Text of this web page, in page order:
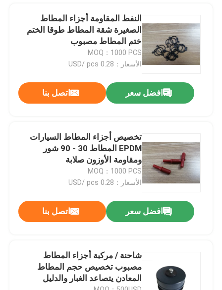
منتجات
معلومات عنا
جولة في المعمل
اتصل بنا
مطّاط زيت ختم صوف
السيارات الأختام النفط
شاحنة الأختام النفط
النفط المقاومة أجزاء المطاط
الصغيرة شقة المطاط طوقا الختم
ختم المطاط مصبوب
MOQ：1000 PCS
الأسعار：0.28 USD/ pcs
افضل سعر اتصل بنا
تخصيص أجزاء المطاط السيارات
EPDM المطاط 30 - 90 شور
ومقاومة الأوزون صلابة
MOQ：1000 PCS
الأسعار：0.28 USD/ pcs
افضل سعر اتصل بنا
شاحنة / مركبة أجزاء المطاط
مصبوب تخصيص حجم المطاط
المعادن يتصاعد الغبار والدليل